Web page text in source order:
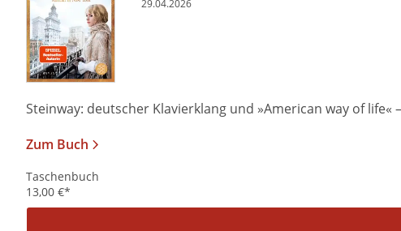
29.04.2026
Steinway: deutscher Klavierklang und »American way of life«
Zum Buch
Taschenbuch
13,00 €*